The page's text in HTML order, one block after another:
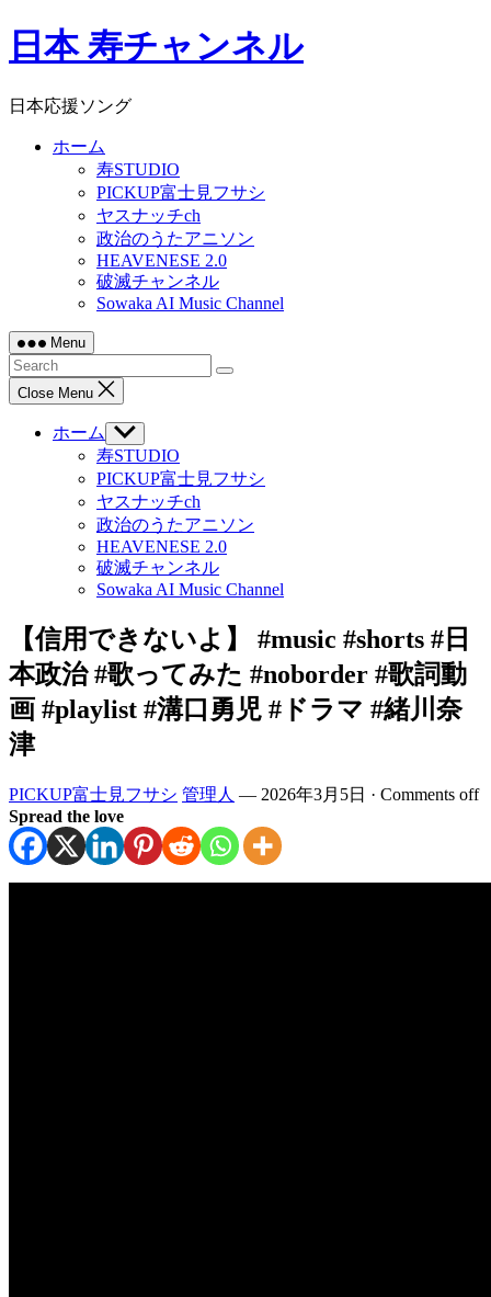
Skip
to日本 寿チャンネル
日本応援ソング
ホーム
寿STUDIO
PICKUP富士見フサシ
ヤスナッチch
政治のうたアニソン
HEAVENESE 2.0
破滅チャンネル
Sowaka AI Music Channel
Menu
Close Menu
ホーム
Show
sub
menu
寿STUDIO
PICKUP富士見フサシ
ヤスナッチch
政治のうたアニソン
HEAVENESE 2.0
破滅チャンネル
Sowaka AI Music Channel
【信用できないよ】 #music #shorts #日
本政治 #歌ってみた #noborder #歌詞動
画 #playlist #溝口勇児 #ドラマ #緒川奈
津
PICKUP富士見フサシ 管理人 — 2026年3月5日 · Comments off
Spread the love